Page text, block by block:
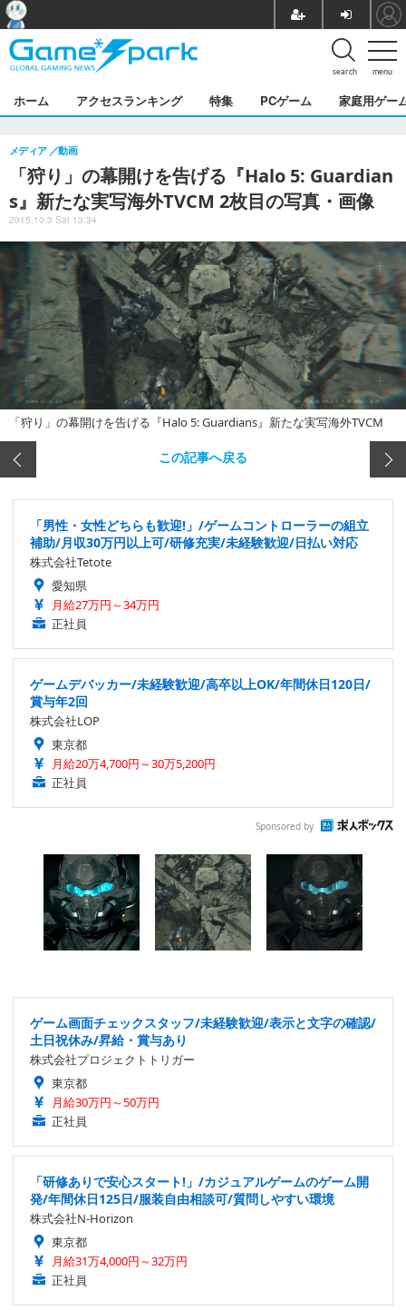
menu
search
ホーム アクセスランキング 特集 PCゲーム 家庭用ゲー
「狩り」の幕開けを告げる『Halo 5: Guardian
s』新たな実写海外TVCM 2枚目の写真・画像
メディア 動画
2015.10.3 Sat 13:34
「狩り」の幕開けを告げる『Halo 5: Guardians』新たな実写海外TVCM
この記事へ戻る
「男性・女性どちらも歓迎!」/ゲームコントローラーの組立
補助/月収30万円以上可/研修充実/未経験歓迎/日払い対応
株式会社Tetote
愛知県
月給27万円～34万円
正社員
ゲームデバッカー/未経験歓迎/高卒以上OK/年間休日120日/
賞与年2回
株式会社LOP
東京都
月給20万4,700円～30万5,200円
正社員
Sponsored by
ゲーム画面チェックスタッフ/未経験歓迎/表示と文字の確認/
土日祝休み/昇給・賞与あり
株式会社プロジェクトトリガー
東京都
月給30万円～50万円
正社員
「研修ありで安心スタート!」/カジュアルゲームのゲーム開
発/年間休日125日/服装自由相談可/質問しやすい環境
株式会社N-Horizon
東京都
月給31万4,000円～32万円
正社員